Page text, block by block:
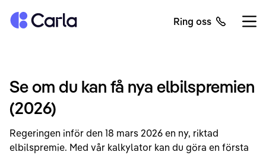
Tillbaka till startsidan Ring oss
Se om du kan få nya elbilspremien
(2026)
Regeringen inför den 18 mars 2026 en ny, riktad
elbilspremie. Med vår kalkylator kan du göra en första